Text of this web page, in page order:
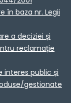
în baza nr. Legii
a deciziei și
reclamație
interes public și
gestionate